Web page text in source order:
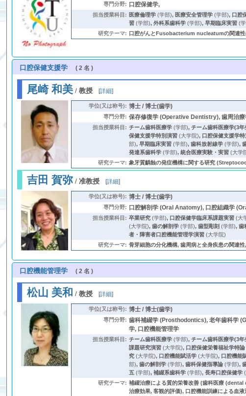
専門分野: 口腔保健学,
担当授業科目: 医療倫理学 (学部), 医療安全管理学 (学部), 口腔
習 (学部),外科系歯科学 (学部),早期臨床実習 (
研究テーマ: 口腔がんとFusobacterium nucleatumの関連
口腔保健支援学 ( 2 名 )
尾崎 和美 /教授 [詳細]
学位(又は称号): 博士 / 博士(歯学)
専門分野: 保存修復学 (Operative Dentistry), 歯周治
担当授業科目: チーム歯科医療学 (学部),チーム歯科医療学(3
保健支援学特別演習 (大学院), 口腔保健支援学
部),早期臨床実習 (学部),歯科放射線学 (学部),
発達系歯科学 (学部),統合医療実験・実習 (大学
研究テーマ: 象牙質齲蝕の発症機構に関する研究
吉田 賀弥 /准教授 [詳細]
学位(又は称号): 博士 / 博士(歯学)
専門分野: 口腔解剖学 (Oral Anatomy), 口腔組織学
担当授業科目: 卒業研究 (学部), 口腔保健学臨床系課題実習 (大
(大学院),歯の解剖学 (学部),歯型彫刻 (学部),歯
者・障害者口腔機能管理学演習 (大学院)
研究テーマ: 骨芽細胞の分化機構, 歯周病と全身疾患の関連
口腔機能管理学 ( 2 名 )
松山 美和 /教授 [詳細]
学位(又は称号): 博士 / 博士(歯学)
専門分野: 歯科補綴学 (Prosthodontics), 老年歯科学
学, 口腔機能管理学
担当授業科目: チーム歯科医療学 (学部),チーム歯科医療学(3
課題研究演習 (大学院), 口腔保健栄養福祉学特論
究 (大学院), 口腔機能賦活学 (大学院), 口腔機能
部),歯の解剖学 (学部),歯科保健指導論 (学部),
五 (学部),補綴系歯科学 (学部),長寿口腔保健学
研究テーマ: 補綴治療による質的栄養改善 (歯科医療
治療効果, 客観的評価), 口腔機能訓練による血